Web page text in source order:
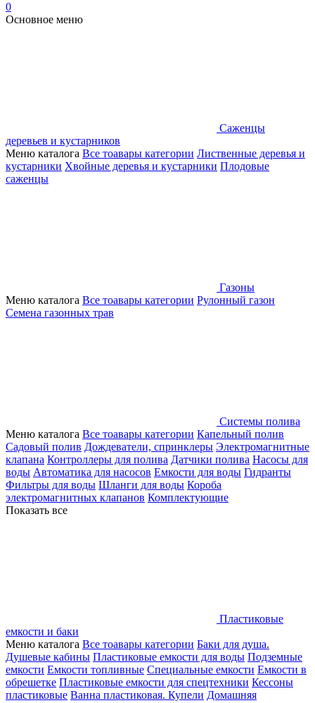
0
Основное меню
Саженцы
деревьев и кустарников
Меню каталога Все тоавары категории Лиственные деревья и
кустарники Хвойные деревья и кустарники Плодовые
саженцы
Газоны
Меню каталога Все тоавары категории Рулонный газон
Семена газонных трав
Системы полива
Меню каталога Все тоавары категории Капельный полив
Садовый полив Дождеватели, спринклеры Электромагнитные
клапана Контроллеры для полива Датчики полива Насосы для
воды Автоматика для насосов Емкости для воды Гидранты
Фильтры для воды Шланги для воды Короба
электромагнитных клапанов Комплектующие
Показать все
Пластиковые
емкости и баки
Меню каталога Все тоавары категории Баки для душа.
Душевые кабины Пластиковые емкости для воды Подземные
емкости Емкости топливные Специальные емкости Емкости в
обрешетке Пластиковые емкости для спецтехники Кессоны
пластиковые Ванна пластиковая. Купели Домашняя